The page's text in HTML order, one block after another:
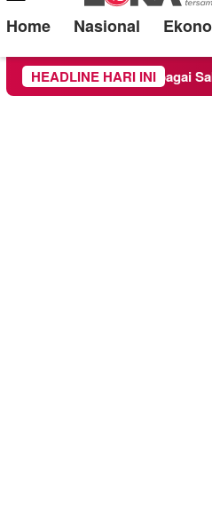
Menu
Home Nasional
HEADLINE HARI INI
Diperiksa Sebagai Saksi